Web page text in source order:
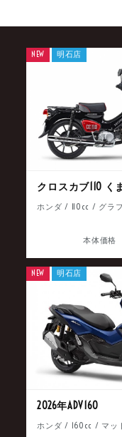
本体価格
NEW 明石店
2026年ADV160
NEW 明石店